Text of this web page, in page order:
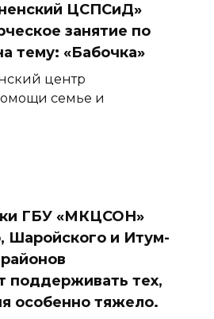
ЦСПСиД»
занятие по
тему: «Бабочка»
центр
семье и
ГБУ «МКЦСОН»
Шаройского и Итум-
поддерживать тех,
особенно тяжело.